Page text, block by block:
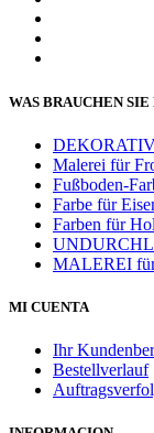
WAS BRAUCHEN
Malerei für
Fußboden-
Farbe für
Farben für
MALEREI
MI CUENTA
Ihr
Bestellverlauf